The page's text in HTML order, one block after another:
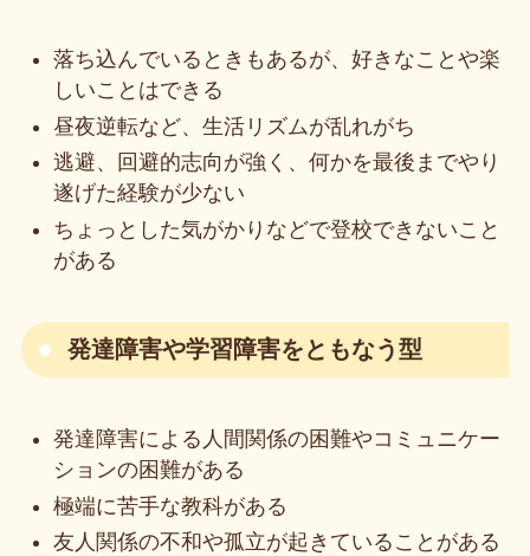
落ち込んでいるときもあるが、好きなことや楽
しいことはできる
昼夜逆転など、生活リズムが乱れがち
逃避、回避的志向が強く、何かを最後までやり
遂げた経験が少ない
ちょっとした気がかりなどで登校できないこと
がある
発達障害や学習障害をともなう型
発達障害による人間関係の困難やコミュニケー
ションの困難がある
極端に苦手な教科がある
友人関係の不和や孤立が起きていることがある